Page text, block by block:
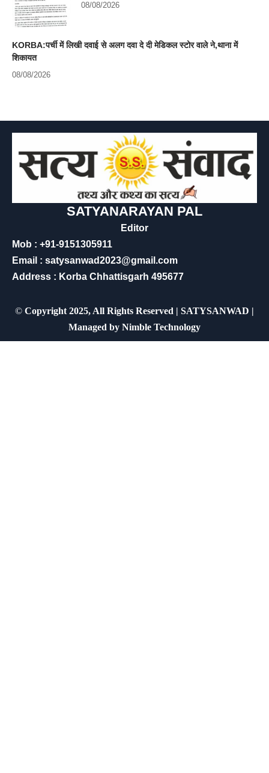
08/08/2026
KORBA:पर्ची में लिखी दवाई से अलग दवा दे दी मेडिकल स्टोर वाले ने,थाना में
शिकायत
08/08/2026
SATYANARAYAN PAL
Editor
Mob : +91-9151305911
Email : satysanwad2023@gmail.com
Address : Korba Chhattisgarh 495677
© Copyright 2025, All Rights Reserved | SATYSANWAD |
Managed by Nimble Technology